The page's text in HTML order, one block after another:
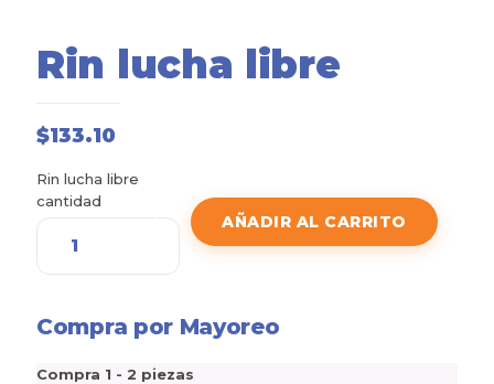
Rin lucha libre
$133.10
Rin lucha libre
cantidad
AÑADIR AL CARRITO
Compra por Mayoreo
Compra 1 - 2 piezas